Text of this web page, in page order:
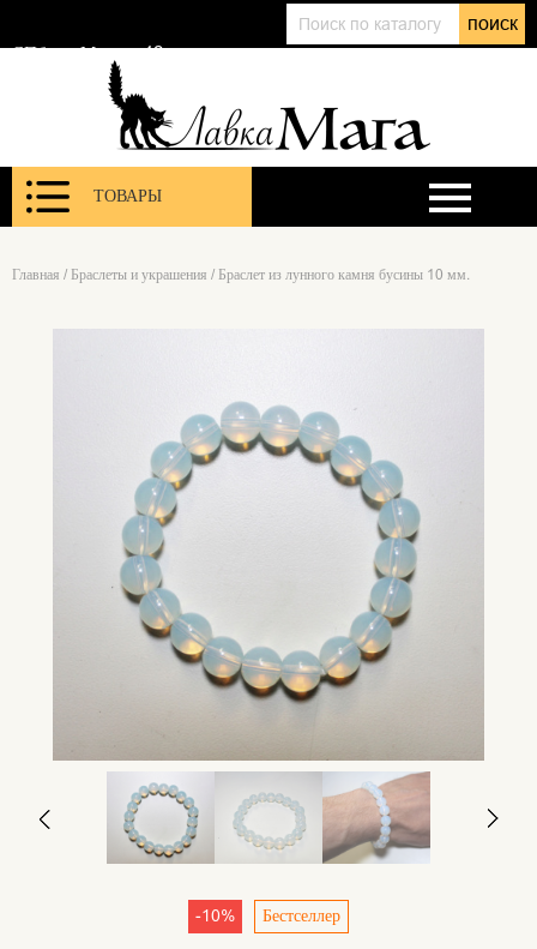
поиск
СПб, ул. Марата 12
ТОВАРЫ
Главная / Браслеты и украшения / Браслет из лунного камня бусины 10 мм.
-10% Бестселлер